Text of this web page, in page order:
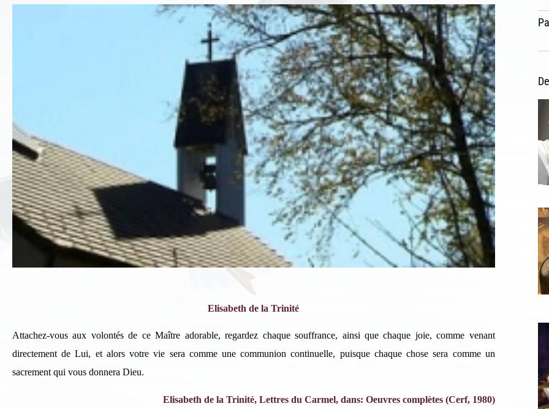
Elisabeth de la Trinité
Attachez-vous aux volontés de ce Maître adorable, regardez chaque souffrance, ainsi que chaque joie, comme venant
directement de Lui, et alors votre vie sera comme une communion continuelle, puisque chaque chose sera comme un
sacrement qui vous donnera Dieu.
Elisabeth de la Trinité, Lettres du Carmel, dans: Oeuvres complètes (Cerf, 1980)
Inscription News Letter
indiquer ci-dessous votre adresse mail.
S'inscrire